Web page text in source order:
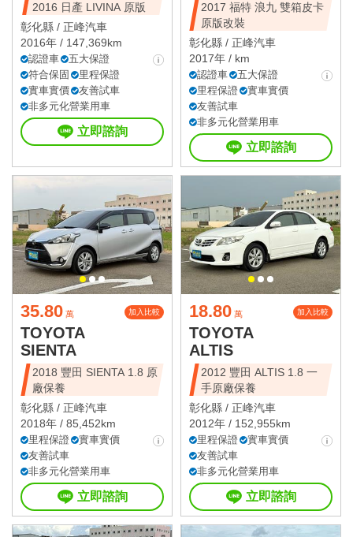
2016 日產 LIVINA 原版
彰化縣 / 正峰汽車
2016年 / 147,369km
認證車
五大保證
符合保固
里程保證
實車實價
友善試車
非多元化營業用車
立即諮詢
2017 福特 浪九 雙箱皮卡
原版改裝
彰化縣 / 正峰汽車
2017年 / km
認證車
五大保證
里程保證
實車實價
友善試車
非多元化營業用車
立即諮詢
35.80 萬 加入比較
TOYOTA
SIENTA
2018 豐田 SIENTA 1.8 原
廠保養
彰化縣 / 正峰汽車
2018年 / 85,452km
里程保證
實車實價
友善試車
非多元化營業用車
立即諮詢
18.80 萬 加入比較
TOYOTA
ALTIS
2012 豐田 ALTIS 1.8 一
手原廠保養
彰化縣 / 正峰汽車
2012年 / 152,955km
里程保證
實車實價
友善試車
非多元化營業用車
立即諮詢